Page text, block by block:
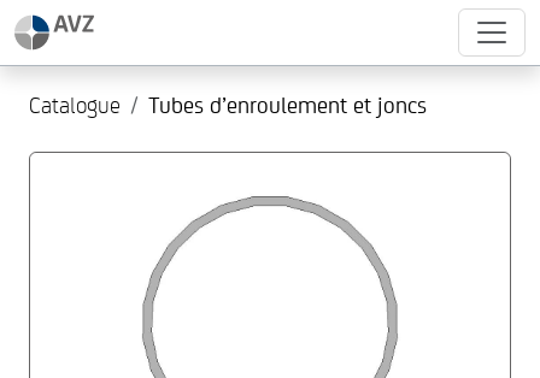
Catalogue Tubes d’enroulement et joncs